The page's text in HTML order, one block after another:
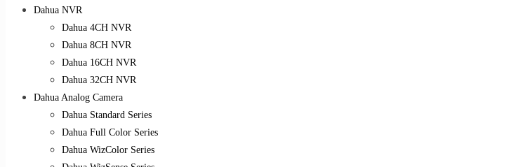
Dahua NVR
Dahua 4CH NVR
Dahua 8CH NVR
Dahua 16CH NVR
Dahua 32CH NVR
Dahua Analog Camera
Dahua Standard Series
Dahua Full Color Series
Dahua WizColor Series